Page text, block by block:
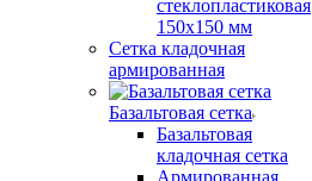
стеклопластиковая
150x150 мм
Сетка кладочная
армированная
Базальтовая сетка
Базальтовая
кладочная сетка
Армированная